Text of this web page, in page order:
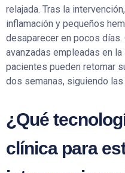
relajada. Tras la
inflamación y pequeños
desaparecer en pocos días.
avanzadas empleadas en
pacientes pueden retomar
dos semanas, siguiendo
¿Qué
clínica para